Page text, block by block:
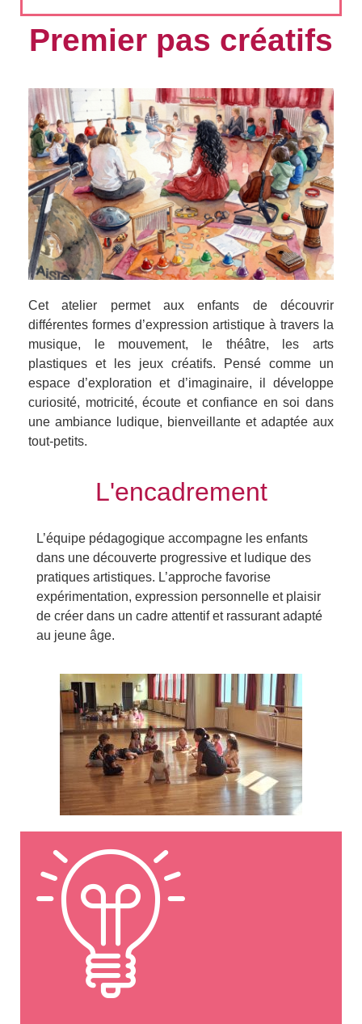
Premier pas créatifs
Cet atelier permet aux enfants de découvrir
différentes formes d’expression artistique à travers la
musique, le mouvement, le théâtre, les arts
plastiques et les jeux créatifs. Pensé comme un
espace d’exploration et d’imaginaire, il développe
curiosité, motricité, écoute et confiance en soi dans
une ambiance ludique, bienveillante et adaptée aux
tout-petits.
L'encadrement
L’équipe pédagogique accompagne les enfants
dans une découverte progressive et ludique des
pratiques artistiques. L’approche favorise
expérimentation, expression personnelle et plaisir
de créer dans un cadre attentif et rassurant adapté
au jeune âge.